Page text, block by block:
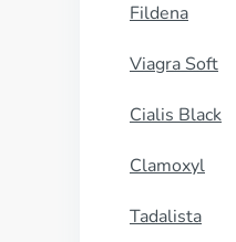
Fildena
Viagra Soft
Cialis Black
Clamoxyl
Tadalista